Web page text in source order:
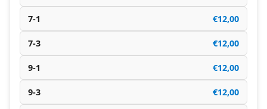
7-1 €12,00
7-3 €12,00
9-1 €12,00
9-3 €12,00